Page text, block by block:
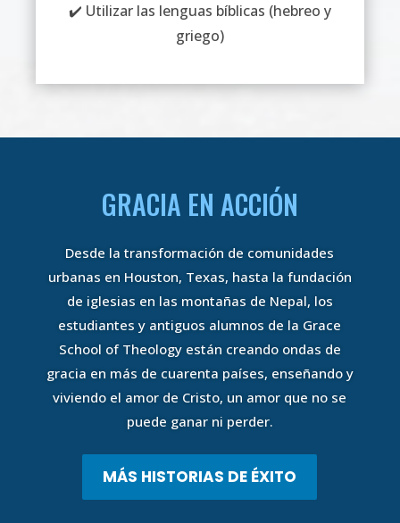
✔️ Utilizar las lenguas bíblicas (hebreo y
griego)
GRACIA EN ACCIÓN
Desde la transformación de comunidades
urbanas en Houston, Texas, hasta la fundación
de iglesias en las montañas de Nepal, los
estudiantes y antiguos alumnos de la Grace
School of Theology están creando ondas de
gracia en más de cuarenta países, enseñando y
viviendo el amor de Cristo, un amor que no se
puede ganar ni perder.
MÁS HISTORIAS DE ÉXITO